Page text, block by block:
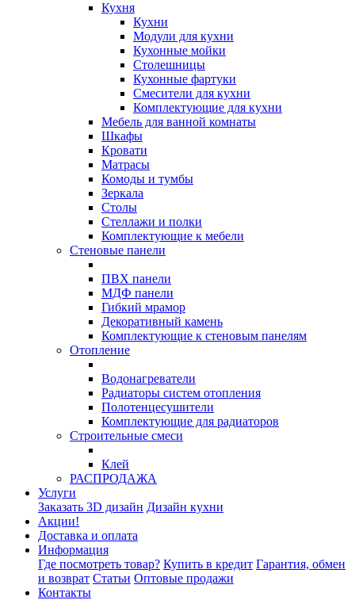
Кухня
Кухни
Модули для кухни
Кухонные мойки
Столешницы
Кухонные фартуки
Смесители для кухни
Комплектующие для кухни
Мебель для ванной комнаты
Шкафы
Кровати
Матрасы
Комоды и тумбы
Зеркала
Столы
Стеллажи и полки
Комплектующие к мебели
Стеновые панели
ПВХ панели
МДФ панели
Гибкий мрамор
Декоративный камень
Комплектующие к стеновым панелям
Отопление
Водонагреватели
Радиаторы систем отопления
Полотенцесушители
Комплектующие для радиаторов
Строительные смеси
Клей
РАСПРОДАЖА
Услуги
Заказать 3D дизайн Дизайн кухни
Акции!
Доставка и оплата
Информация
Где посмотреть товар? Купить в кредит Гарантия, обмен
и возврат Статьи Оптовые продажи
Контакты